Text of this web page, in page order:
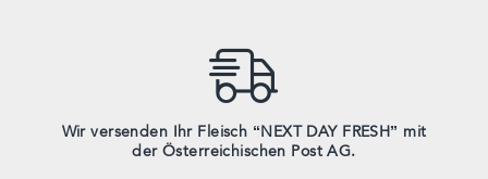
Wir versenden Ihr Fleisch “NEXT DAY FRESH” mit
der Österreichischen Post AG.